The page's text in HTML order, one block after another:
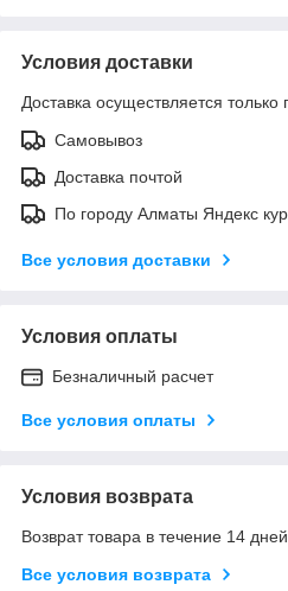
Условия доставки
Доставка осуществляется только
Самовывоз
Доставка почтой
По городу Алматы Яндекс
Все условия доставки
Условия оплаты
Безналичный расчет
Все условия оплаты
Условия возврата
Возврат товара в течение 14
Все условия возврата